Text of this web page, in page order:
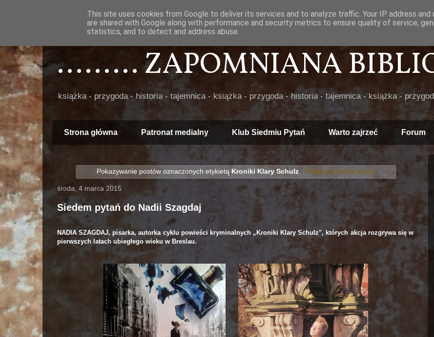
......... ZAPOMNIANA
książka - przygoda - historia - tajemnica - książka - przygoda - historia - tajemnica - książka -
Strona główna Patronat medialny Klub Siedmiu Pytań Warto zajrzeć Forum
Pokazywanie postów oznaczonych etykietą Kroniki Klary Schulz. Pokaż wszystkie posty
środa, 4 marca 2015
Siedem pytań do Nadii Szagdaj
NADIA SZAGDAJ, pisarka, autorka cyklu powieści kryminalnych „Kroniki Klary Schulz", których akcja rozgrywa się w
pierwszych latach ubiegłego wieku w Breslau.
This site uses cookies from Google to deliver its services and to analyze traffic. Your IP address and
are shared with Google along with performance and security metrics to ensure quality of service,
statistics, and to detect and address abuse.